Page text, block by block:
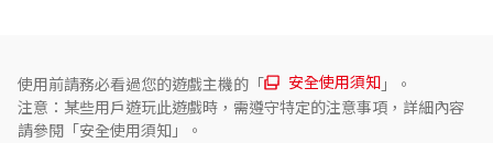
使用前請務必看過您的遊戲主機的「 安全使用須知 」。
注意：某些用戶遊玩此遊戲時，需遵守特定的注意事項，詳細內容
請參閱「安全使用須知」。